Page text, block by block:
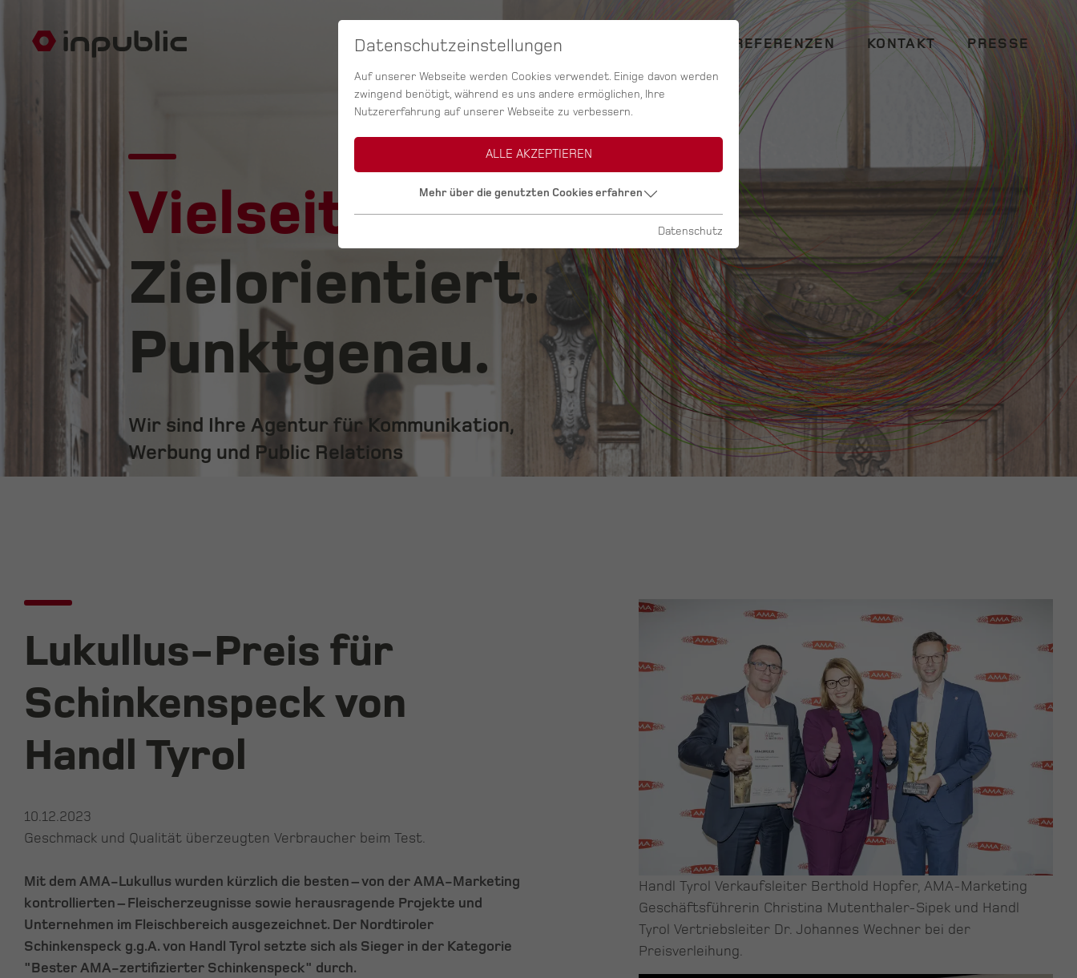
SERVICES AGENTUR REFERENZEN KONTAKT PRESSE
Vielseitig.
Zielorientiert.
Punktgenau.
Wir sind Ihre Agentur für Kommunikation,
Werbung und Public Relations
Lukullus-Preis für
Schinkenspeck von
Handl Tyrol
10.12.2023
Geschmack und Qualität überzeugten Verbraucher beim Test.
Mit dem AMA-Lukullus wurden kürzlich die besten – von der AMA-Marketing
kontrollierten – Fleischerzeugnisse sowie herausragende Projekte und
Unternehmen im Fleischbereich ausgezeichnet. Der Nordtiroler
Schinkenspeck g.g.A. von Handl Tyrol setzte sich als Sieger in der Kategorie
"Bester AMA-zertifizierter Schinkenspeck" durch.
Handl Tyrol Verkaufsleiter Berthold Hopfer, AMA-Marketing
Geschäftsführerin Christina Mutenthaler-Sipek und Handl
Tyrol Vertriebsleiter Dr. Johannes Wechner bei der
Preisverleihung.
Datenschutzeinstellungen
Auf unserer Webseite werden Cookies verwendet. Einige davon werden
zwingend benötigt, während es uns andere ermöglichen, Ihre
Nutzererfahrung auf unserer Webseite zu verbessern.
ALLE AKZEPTIEREN
Mehr über die genutzten Cookies erfahren
Datenschutz